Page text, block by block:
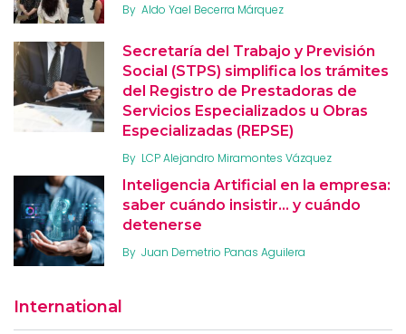
By Aldo Yael Becerra Márquez
Secretaría del Trabajo y Previsión
Social (STPS) simplifica los trámites
del Registro de Prestadoras de
Servicios Especializados u Obras
Especializadas (REPSE)
By LCP Alejandro Miramontes Vázquez
Inteligencia Artificial en la empresa:
saber cuándo insistir… y cuándo
detenerse
By Juan Demetrio Panas Aguilera
International